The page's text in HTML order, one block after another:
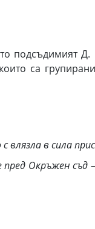
подсъдимият
са
в сила
Окръжен съд –